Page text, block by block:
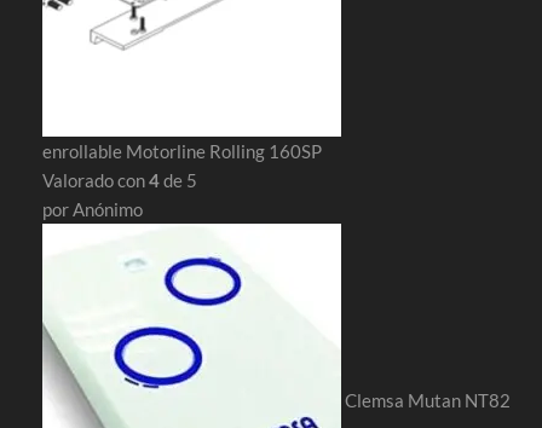
enrollable Motorline Rolling 160SP
Valorado con4de 5
por Anónimo
Clemsa Mutan NT82